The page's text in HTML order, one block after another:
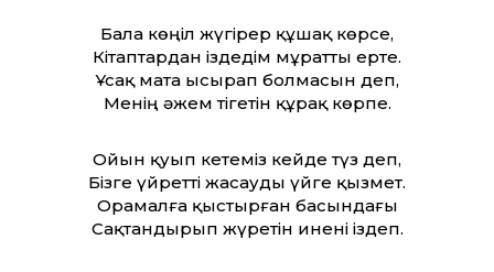
Бала көңіл жүгірер құшақ көрсе,
Кітаптардан іздедім мұратты ерте.
Ұсақ мата ысырап болмасын деп,
Менің әжем тігетін құрақ көрпе.
Ойын қуып кетеміз кейде түз деп,
Бізге үйретті жасауды үйге қызмет.
Орамалға қыстырған басындағы
Сақтандырып жүретін инені іздеп.